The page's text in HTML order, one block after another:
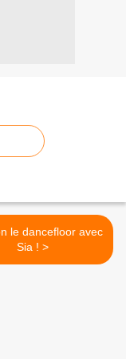
le dancefloor avec
Sia ! >